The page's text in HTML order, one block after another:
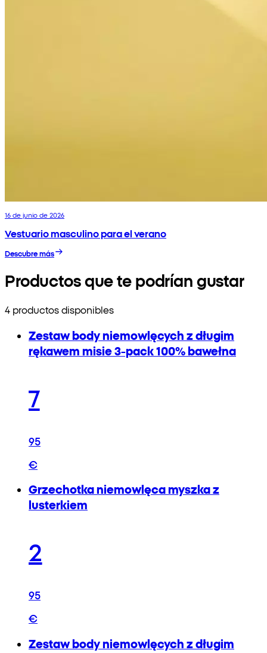
16 de junio de 2026
Vestuario masculino para el verano
Descubre más
Productos que te podrían gustar
4 productos disponibles
Zestaw body niemowlęcych z długim
rękawem misie 3-pack 100% bawełna
7
95
€
Grzechotka niemowlęca myszka z
lusterkiem
2
95
€
Zestaw body niemowlęcych z długim